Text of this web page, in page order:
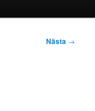
Nästa →